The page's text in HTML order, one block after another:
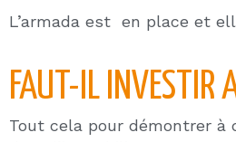
revenu médian supérieur à
Cette « Movida » en est à
tout type et permet